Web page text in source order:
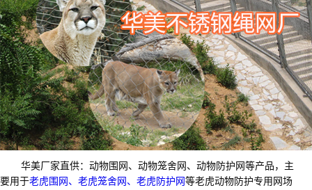
华美厂家直供：动物围网、动物笼舍网、动物防护网等产品，主
要用于老虎围网、老虎笼舍网、老虎防护网等老虎动物防护专用网场